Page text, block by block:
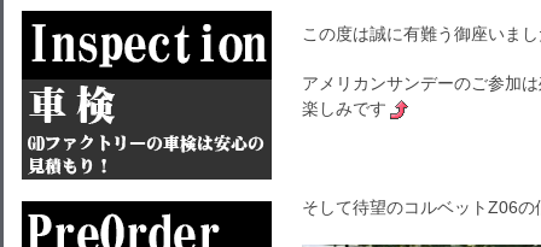
この度は誠に有難う御座いま
アメリカンサンデーのご参加
楽しみです
そして待望のコルベットZ06